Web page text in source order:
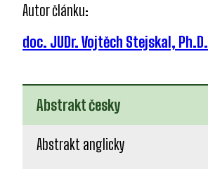
Autor článku:
doc. JUDr. Vojtěch Stejskal, Ph.D.
Abstrakt česky
Abstrakt anglicky